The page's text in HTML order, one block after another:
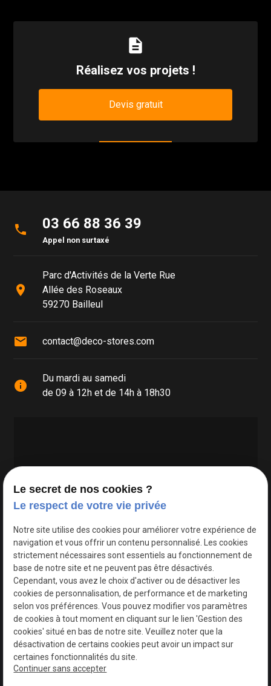
description
Réalisez vos projets !
Devis gratuit
phone 03 66 88 36 39
Appel non surtaxé
place
Parc d'Activités de la Verte Rue
Allée des Roseaux
59270 Bailleul
mail contact@deco-stores.com
info
Du mardi au samedi
de 09 à 12h et de 14h à 18h30
Google Maps Search API est désactivé.
Le secret de nos cookies ?
Le respect de votre vie privée
Notre site utilise des cookies pour améliorer votre expérience de
navigation et vous offrir un contenu personnalisé. Les cookies
strictement nécessaires sont essentiels au fonctionnement de
base de notre site et ne peuvent pas être désactivés.
Cependant, vous avez le choix d'activer ou de désactiver les
cookies de personnalisation, de performance et de marketing
selon vos préférences. Vous pouvez modifier vos paramètres
de cookies à tout moment en cliquant sur le lien 'Gestion des
cookies' situé en bas de notre site. Veuillez noter que la
désactivation de certains cookies peut avoir un impact sur
certaines fonctionnalités du site.
Continuer sans accepter